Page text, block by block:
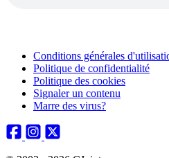
Conditions générales
Politique de confidentialité
Politique des cookies
Signaler un contenu
Marre des virus?